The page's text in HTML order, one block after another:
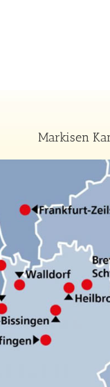
Markisen